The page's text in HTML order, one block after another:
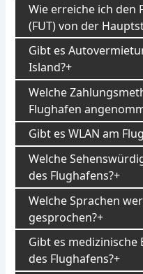
Wie erreiche ich den
(FUT) von der
Gibt es
Island?
Welche
Flughafen
Gibt es WLAN am
Welche
des Flughafens?
Welche Sprachen
gesprochen?
Gibt es
des Flughafens?